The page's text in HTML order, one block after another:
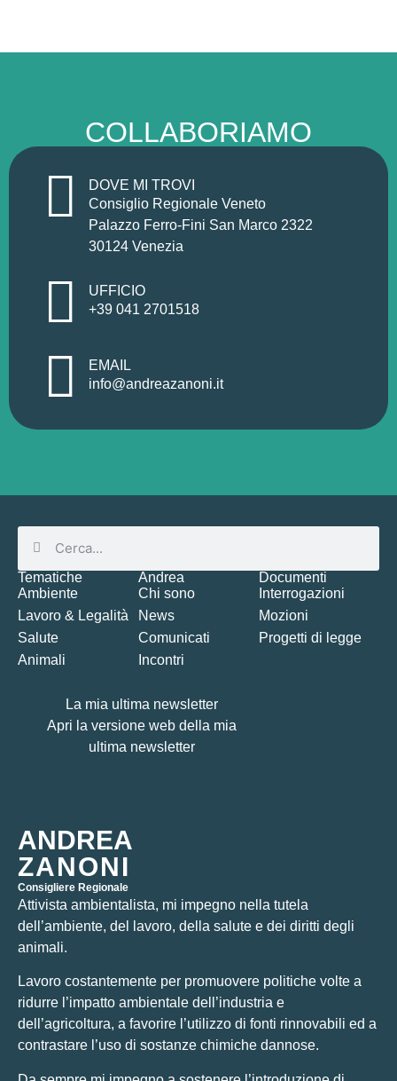
COLLABORIAMO
DOVE MI TROVI
Consiglio Regionale Veneto
Palazzo Ferro-Fini San Marco 2322
30124 Venezia
UFFICIO
+39 041 2701518
EMAIL
info@andreazanoni.it
ANDREA
ZANONI
Consigliere Regionale
Attivista ambientalista, mi impegno nella tutela
dell’ambiente, del lavoro, della salute e dei diritti degli
animali.
Lavoro costantemente per promuovere politiche volte a
ridurre l’impatto ambientale dell’industria e
dell’agricoltura, a favorire l’utilizzo di fonti rinnovabili ed a
contrastare l’uso di sostanze chimiche dannose.
Tematiche
Ambiente
Lavoro & Legalità
Salute
Animali
Andrea
Chi sono
News
Comunicati
Incontri
Documenti
Interrogazioni
Mozioni
Progetti di legge
La mia ultima newsletter
Apri la versione web della mia
ultima newsletter